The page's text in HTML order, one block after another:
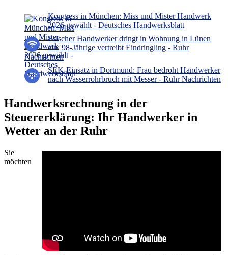
Kongress in München: Miss und Mister Handwerk
2026 gewählt - Deutsches Handwerksblatt
Falscher Handwerker dringt in Wohnung in Lünen
ein: 98-Jährige vertreibt Eindringling - Ruhr
Nachrichten
SEK-Einsatz in Dortmund: Frau bedroht Handwerker
nach Wasserrohrbruch mit Messer - Ruhr Nachrichten
Handwerksrechnung in der
Steuererklärung: Ihr Handwerker in
Wetter an der Ruhr
Sie
möchten